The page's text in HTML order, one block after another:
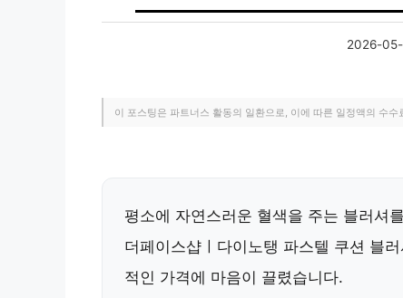
2026-05-
이 포스팅은 파트너스 활동의 일환으로, 이에 따른 일정액의 수수
평소에 자연스러운 혈색을 주는 블러셔
더페이스샵ㅣ다이노탱 파스텔 쿠션 블
적인 가격에 마음이 끌렸습니다.